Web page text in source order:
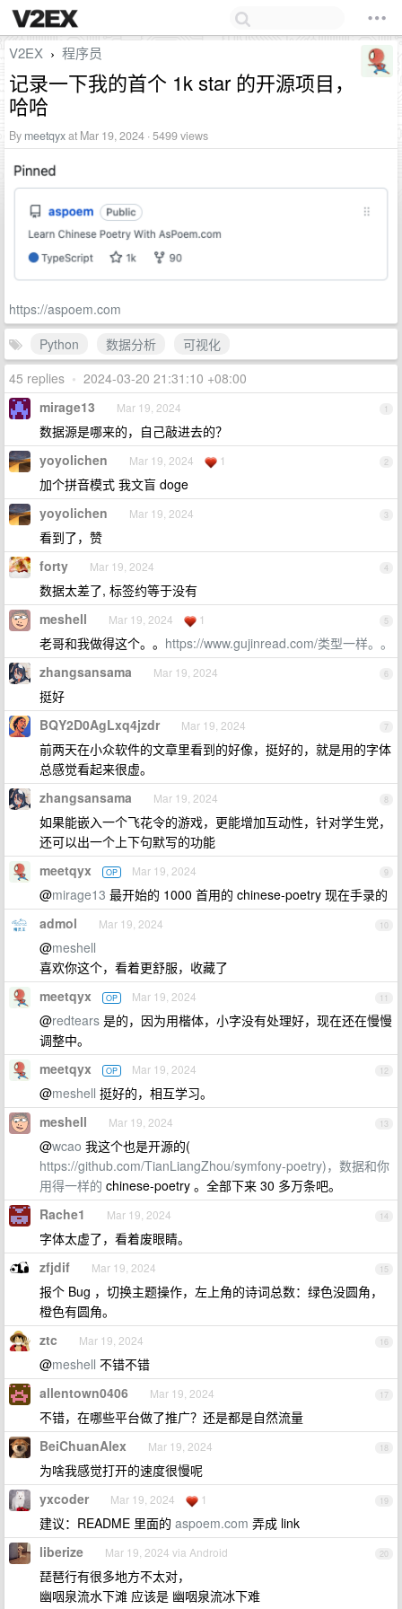
V2EX › 程序员
记录一下我的首个 1k star 的开源项目，
哈哈
By meetqyxat Mar 19, 2024 · 5499 views
https://aspoem.com
Python
数据分析
可视化
45 replies • 2024-03-20 21:31:10 +08:00
1
mirage13 Mar 19, 2024
数据源是哪来的，自己敲进去的？
2
yoyolichen Mar 19, 2024 1
加个拼音模式 我文盲 doge
3
yoyolichen Mar 19, 2024
看到了，赞
4
forty Mar 19, 2024
数据太差了, 标签约等于没有
5
meshell Mar 19, 2024 1
老哥和我做得这个。。 https://www.gujinread.com/类型一样。。
6
zhangsansama Mar 19, 2024
挺好
7
BQY2D0AgLxq4jzdr Mar 19, 2024
前两天在小众软件的文章里看到的好像，挺好的，就是用的字体
总感觉看起来很虚。
8
zhangsansama Mar 19, 2024
如果能嵌入一个飞花令的游戏，更能增加互动性，针对学生党，
还可以出一个上下句默写的功能
9
meetqyx OP Mar 19, 2024
@mirage13 最开始的 1000 首用的 chinese-poetry 现在手录的
10
admol Mar 19, 2024
@meshell
喜欢你这个，看着更舒服，收藏了
11
meetqyx OP Mar 19, 2024
@redtears 是的，因为用楷体，小字没有处理好，现在还在慢慢
调整中。
12
meetqyx OP Mar 19, 2024
@meshell 挺好的，相互学习。
13
meshell Mar 19, 2024
@wcao 我这个也是开源的(
https://github.com/TianLiangZhou/symfony-poetry)，数据和你
用得一样的 chinese-poetry 。全部下来 30 多万条吧。
14
Rache1 Mar 19, 2024
字体太虚了，看着废眼睛。
15
zfjdif Mar 19, 2024
报个 Bug ，切换主题操作，左上角的诗词总数：绿色没圆角，
橙色有圆角。
16
ztc Mar 19, 2024
@meshell 不错不错
17
allentown0406 Mar 19, 2024
不错，在哪些平台做了推广？还是都是自然流量
18
BeiChuanAlex Mar 19, 2024
为啥我感觉打开的速度很慢呢
19
yxcoder Mar 19, 2024 1
建议：README 里面的 aspoem.com 弄成 link
20
liberize Mar 19, 2024 via Android
琵琶行有很多地方不太对，
幽咽泉流水下滩 应该是 幽咽泉流冰下难